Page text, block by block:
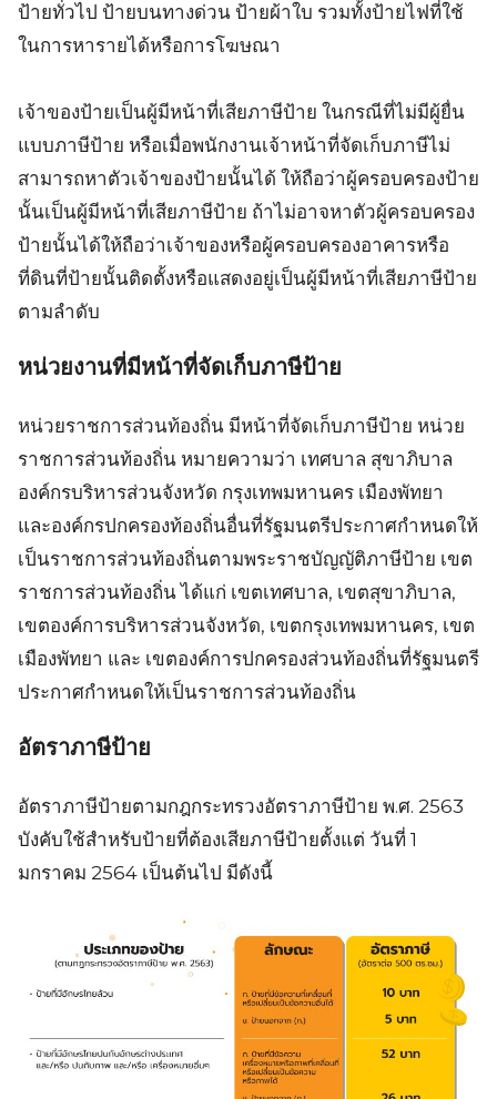
ป้ายทั่วไป ป้ายบนทางด่วน ป้ายผ้าใบ รวมทั้งป้ายไฟที่ใช้
ในการหารายได้หรือการโฆษณา
เจ้าของป้ายเป็นผู้มีหน้าที่เสียภาษีป้าย ในกรณีที่ไม่มีผู้ยื่น
แบบภาษีป้าย หรือเมื่อพนักงานเจ้าหน้าที่จัดเก็บภาษีไม่
สามารถหาตัวเจ้าของป้ายนั้นได้ ให้ถือว่าผู้ครอบครองป้าย
นั้นเป็นผู้มีหน้าที่เสียภาษีป้าย ถ้าไม่อาจหาตัวผู้ครอบครอง
ป้ายนั้นได้ให้ถือว่าเจ้าของหรือผู้ครอบครองอาคารหรือ
ที่ดินที่ป้ายนั้นติดตั้งหรือแสดงอยู่เป็นผู้มีหน้าที่เสียภาษีป้าย
ตามลำดับ
หน่วยงานที่มีหน้าที่จัดเก็บภาษีป้าย
หน่วยราชการส่วนท้องถิ่น มีหน้าที่จัดเก็บภาษีป้าย หน่วย
ราชการส่วนท้องถิ่น หมายความว่า เทศบาล สุขาภิบาล
องค์กรบริหารส่วนจังหวัด กรุงเทพมหานคร เมืองพัทยา
และองค์กรปกครองท้องถิ่นอื่นที่รัฐมนตรีประกาศกำหนดให้
เป็นราชการส่วนท้องถิ่นตามพระราชบัญญัติภาษีป้าย เขต
ราชการส่วนท้องถิ่น ได้แก่ เขตเทศบาล, เขตสุขาภิบาล,
เขตองค์การบริหารส่วนจังหวัด, เขตกรุงเทพมหานคร, เขต
เมืองพัทยา และ เขตองค์การปกครองส่วนท้องถิ่นที่รัฐมนตรี
ประกาศกำหนดให้เป็นราชการส่วนท้องถิ่น
อัตราภาษีป้าย
อัตราภาษีป้ายตามกฎกระทรวงอัตราภาษีป้าย พ.ศ. 2563
บังคับใช้สำหรับป้ายที่ต้องเสียภาษีป้ายตั้งแต่ วันที่ 1
มกราคม 2564 เป็นต้นไป มีดังนี้